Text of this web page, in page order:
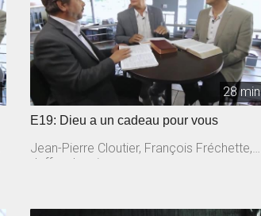
28 min
E19: Dieu a un cadeau pour vous
Jean-Pierre Cloutier, François Fréchette,
Jeffrex Laurin